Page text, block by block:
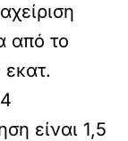
από το
εκατ.
είναι 1,5